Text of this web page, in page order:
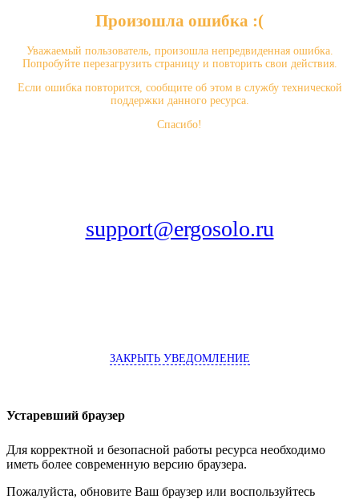
Произошла ошибка :(
Уважаемый пользователь, произошла непредвиденная ошибка.
Попробуйте перезагрузить страницу и повторить свои действия.
Если ошибка повторится, сообщите об этом в службу технической
поддержки данного ресурса.
Спасибо!
support@ergosolo.ru
ЗАКРЫТЬ УВЕДОМЛЕНИЕ
Устаревший браузер
Для корректной и безопасной работы ресурса необходимо
иметь более современную версию браузера.
Пожалуйста, обновите Ваш браузер или воспользуйтесь